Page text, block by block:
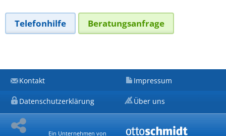
Telefonhilfe Beratungsanfrage
Kontakt Impressum
Datenschutzerklärung Über uns
Ein Unternehmen von